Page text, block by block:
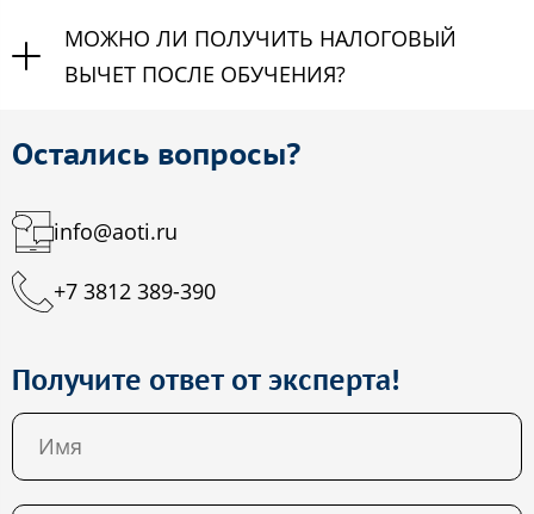
МОЖНО ЛИ ПОЛУЧИТЬ НАЛОГОВЫЙ
ВЫЧЕТ ПОСЛЕ ОБУЧЕНИЯ?
Остались вопросы?
info@aoti.ru
+7 3812 389-390
Получите ответ от эксперта!